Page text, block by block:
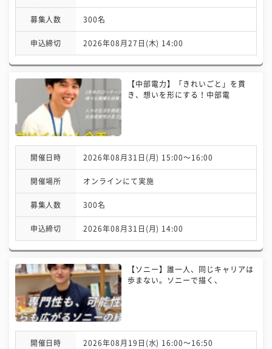
募集人数 300名
申込締切 2026年08月27日(木) 14:00
【中部電力】「きれいごと」を貫
き、想いを形にする！中部電
開催日時 2026年08月31日(月) 15:00〜16:00
開催場所 オンラインにて実施
募集人数 300名
申込締切 2026年08月31日(月) 14:00
【ソニー】誰一人、同じキャリアは
歩まない。ソニーで描く、
開催日時 2026年08月19日(水) 16:00〜16:50